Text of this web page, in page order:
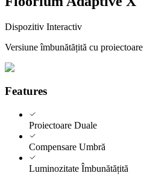
Dispozitiv Interactiv
Versiune îmbunătățită cu
Features
Proiectoare Duale
Compensare Umbră
Luminozitate Îmbunătățită